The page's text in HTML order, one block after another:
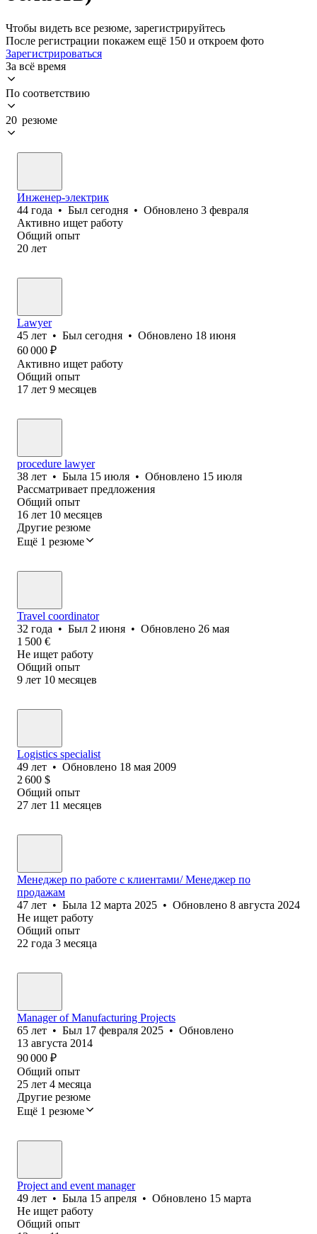
Чтобы видеть все резюме, зарегистрируйтесь
После регистрации покажем ещё 150 и откроем фото
Зарегистрироваться
За всё время
По соответствию
20 резюме
Инженер-электрик
44 года • Был сегодня • Обновлено 3 февраля
Активно ищет работу
Общий опыт
20 лет
Lawyer
45 лет • Был сегодня • Обновлено 18 июня
60 000 ₽
Активно ищет работу
Общий опыт
17 лет 9 месяцев
procedure lawyer
38 лет • Была 15 июля • Обновлено 15 июля
Рассматривает предложения
Общий опыт
16 лет 10 месяцев
Другие резюме
Ещё 1 резюме
Travel coordinator
32 года • Был 2 июня • Обновлено 26 мая
1 500 €
Не ищет работу
Общий опыт
9 лет 10 месяцев
Logistics specialist
49 лет • Обновлено 18 мая 2009
2 600 $
Общий опыт
27 лет 11 месяцев
Менеджер по работе с клиентами/ Менеджер по
продажам
47 лет • Была 12 марта 2025 • Обновлено 8 августа 2024
Не ищет работу
Общий опыт
22 года 3 месяца
Manager of Manufacturing Projects
65 лет • Был 17 февраля 2025 • Обновлено
13 августа 2014
90 000 ₽
Общий опыт
25 лет 4 месяца
Другие резюме
Ещё 1 резюме
Project and event manager
49 лет • Была 15 апреля • Обновлено 15 марта
Не ищет работу
Общий опыт